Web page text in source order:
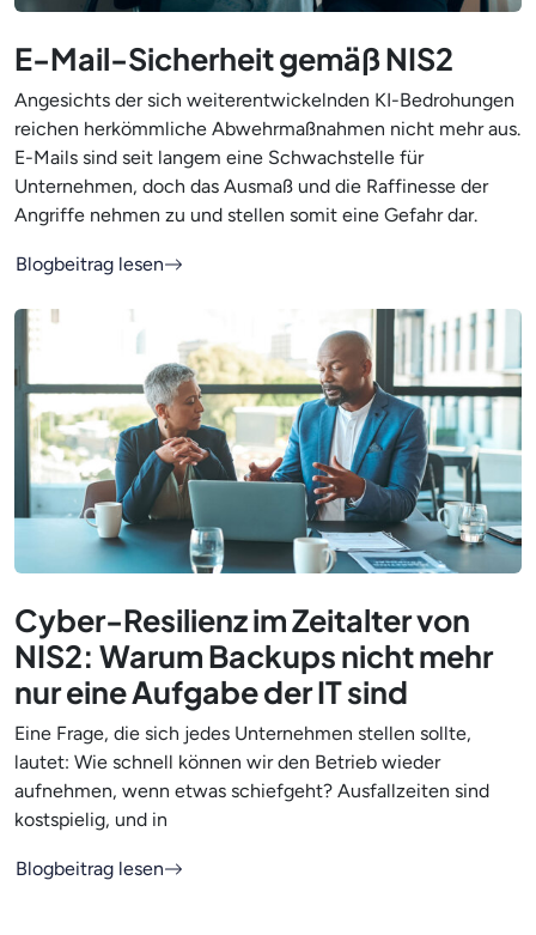
E-Mail-Sicherheit gemäß NIS2
Angesichts der sich weiterentwickelnden KI-Bedrohungen
reichen herkömmliche Abwehrmaßnahmen nicht mehr aus.
E-Mails sind seit langem eine Schwachstelle für
Unternehmen, doch das Ausmaß und die Raffinesse der
Angriffe nehmen zu und stellen somit eine Gefahr dar.
Blogbeitrag lesen
Cyber-Resilienz im Zeitalter von
NIS2: Warum Backups nicht mehr
nur eine Aufgabe der IT sind
Eine Frage, die sich jedes Unternehmen stellen sollte,
lautet: Wie schnell können wir den Betrieb wieder
aufnehmen, wenn etwas schiefgeht? Ausfallzeiten sind
kostspielig, und in
Blogbeitrag lesen